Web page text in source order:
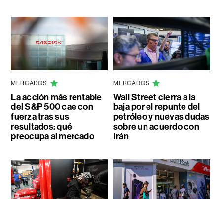
MERCADOS
La acción más rentable
del S&P 500 cae con
fuerza tras sus
resultados: qué
preocupa al mercado
MERCADOS
Wall Street cierra a la
baja por el repunte del
petróleo y nuevas dudas
sobre un acuerdo con
Irán